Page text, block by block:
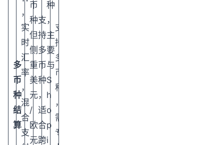
多
币
种
结
算
，
实
时
汇
率
，
混
合
支
币
种
但
侧
重
美
元
/
欧
元
支
持
多
币
种
，
适
合
跨
种
，
主
要
与
S
h
o
p
i
支
持
多
币
种
，
需
专